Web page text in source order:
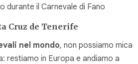
durante il Carnevale di Fano
Cruz de Tenerife
nel mondo, non possiamo mica
restiamo in Europa e andiamo a